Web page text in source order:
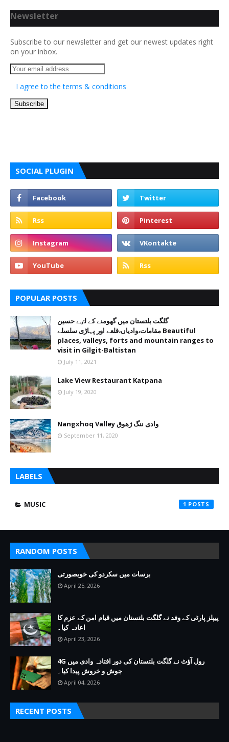
Newsletter
Subscribe to our newsletter and get our newest updates right
on your inbox.
I agree to the terms & conditions
SOCIAL PLUGIN
POPULAR POSTS
گلگت بلتستان میں گھومنے کے لٸے حسین
مقامات،وادیاں،قلعے اور پہاڑی سلسلے Beautiful
places, valleys, forts and mountain ranges to
visit in Gilgit-Baltistan
July 11, 2021
Lake View Restaurant Katpana
July 19, 2020
Nangxhoq Valley وادی ننگ ژھوق
September 11, 2020
LABELS
MUSIC 1
RANDOM POSTS
برسات میں سکردو کی خوبصورتی
April 25, 2026
پیپلز پارٹی کے وفد نے گلگت بلتستان میں قیام امن کے عزم کا
اعادہ کیا۔
April 23, 2026
4G رول آؤٹ نے گلگت بلتستان کی دور افتادہ وادی میں
جوش و خروش پیدا کیا۔
April 04, 2026
RECENT POSTS